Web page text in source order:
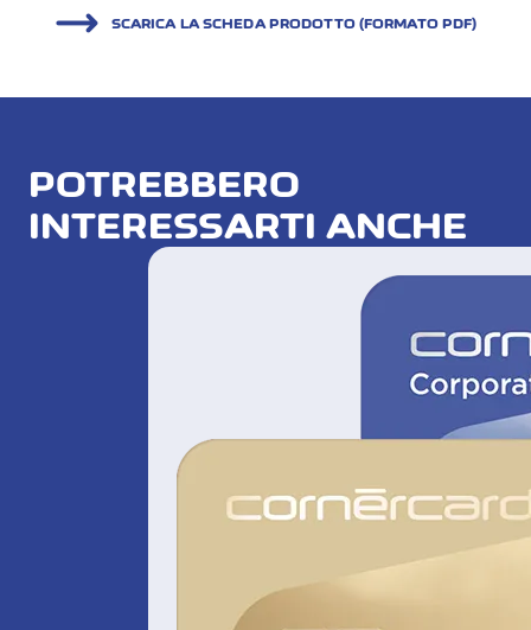
SCARICA LA SCHEDA PRODOTTO (FORMATO PDF)
POTREBBERO
INTERESSARTI ANCHE